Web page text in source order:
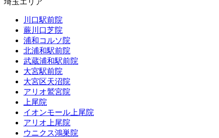
川口駅前院
蕨川口芝院
浦和コルソ院
北浦和駅前院
武蔵浦和駅前院
大宮駅前院
大宮区天沼院
アリオ鷲宮院
上尾院
イオンモール上尾院
アリオ上尾院
ウニクス鴻巣院